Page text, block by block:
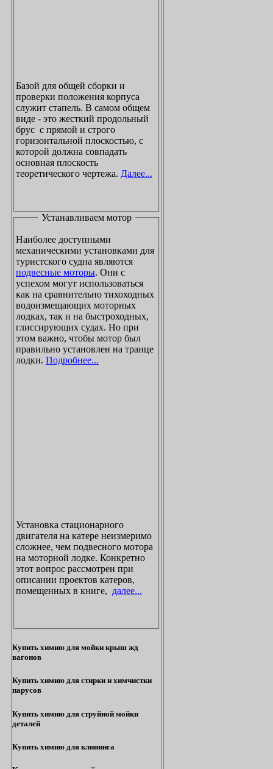
Базой для общей сборки и
проверки положения корпуса
служит стапель. В самом общем
виде - это жесткий продольный
брус с прямой и строго
горизонтальной плоскостью, с
которой должна совпадать
основная плоскость
теоретического чертежа. Далее...
Устанавливаем мотор
Наиболее доступными
механическими установками для
туристского судна являются
подвесные моторы. Они с
успехом могут использоваться
как на сравнительно тихоходных
водоизмещающих моторных
лодках, так и на быстроходных,
глиссирующих судах. Но при
этом важно, чтобы мотор был
правильно установлен на транце
лодки. Подробнее...
Установка стационарного
двигателя на катере неизмеримо
сложнее, чем подвесного мотора
на моторной лодке. Конкретно
этот вопрос рассмотрен при
описании проектов катеров,
помещенных в книге, далее...
Купить химию для мойки крыш жд
вагонов
Купить химию для стирки и химчистки
парусов
Купить химию для струйной мойки
деталей
Купить химию для клининга